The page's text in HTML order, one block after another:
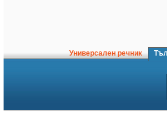
Универсален речник